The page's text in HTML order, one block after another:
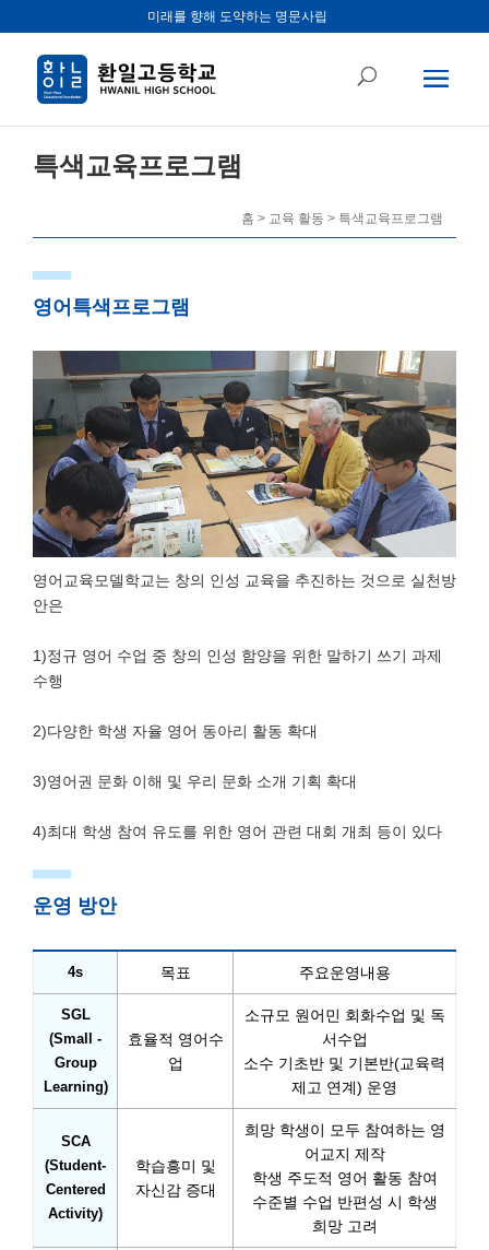
미래를 향해 도약하는 명문사립
특색교육프로그램
홈 > 교육 활동 > 특색교육프로그램
영어특색프로그램
영어교육모델학교는 창의 인성 교육을 추진하는 것으로 실천방
안은
1)정규 영어 수업 중 창의 인성 함양을 위한 말하기 쓰기 과제
수행
2)다양한 학생 자율 영어 동아리 활동 확대
3)영어권 문화 이해 및 우리 문화 소개 기획 확대
4)최대 학생 참여 유도를 위한 영어 관련 대회 개최 등이 있다
운영 방안
4s 목표 주요운영내용
SGL
(Small -
Group
Learning)
효율적 영어수
업
소규모 원어민 회화수업 및 독
서수업
소수 기초반 및 기본반(교육력
제고 연계) 운영
SCA
(Student-
Centered
Activity)
학습흥미 및
자신감 증대
희망 학생이 모두 참여하는 영
어교지 제작
학생 주도적 영어 활동 참여
수준별 수업 반편성 시 학생
희망 고려